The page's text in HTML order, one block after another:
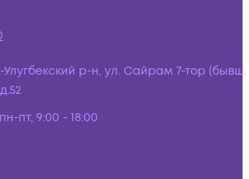
р-н, ул. Сайрам 7-тор (бывш.
пн-пт, 9:00 - 18:00